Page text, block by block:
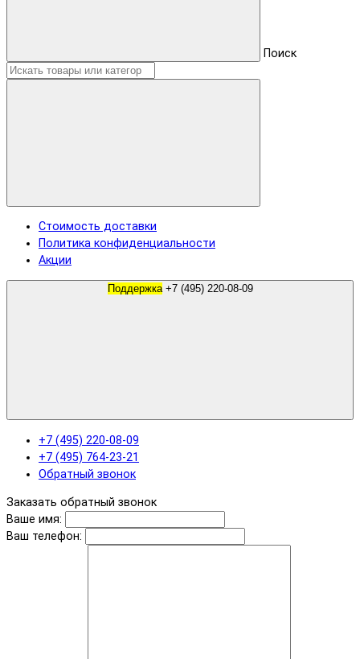
Поиск
Стоимость доставки
Политика конфиденциальности
Акции
Поддержка +7 (495) 220-08-09
+7 (495) 220-08-09
+7 (495) 764-23-21
Обратный звонок
Заказать обратный звонок
Ваше имя:
Ваш телефон: